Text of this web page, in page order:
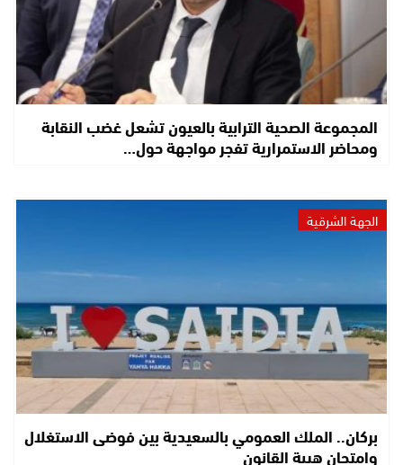
المجموعة الصحية الترابية بالعيون تشعل غضب النقابة
ومحاضر الاستمرارية تفجر مواجهة حول…
الجهة الشرقية
بركان.. الملك العمومي بالسعيدية بين فوضى الاستغلال
وامتحان هيبة القانون